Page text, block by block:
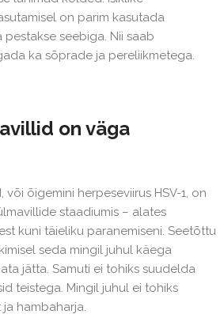
on parim kasutada
pestakse seebiga. Nii saab
ka sõprade ja pereliikmetega.
on väga
või õigemini herpeseviirus HSV-1, on
staadiumis – alates
kuni täieliku paranemiseni. Seetõttu
seda mingil juhul käega
jätta. Samuti ei tohiks suudelda
teistega. Mingil juhul ei tohiks
hambaharja.